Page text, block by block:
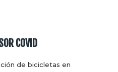
COVID
de bicicletas en